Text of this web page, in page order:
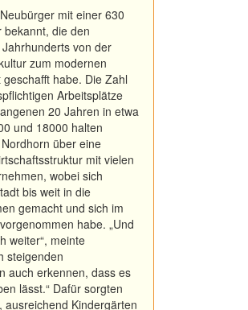
mit einer 630
die den
von der
zum modernen
habe. Die Zahl
Arbeitsplätze
20 Jahren in etwa
und 18000 halten
über eine
mit vielen
wobei sich
bis weit in die
gemacht und sich im
habe. „Und
weiter“, meinte
steigenden
auch erkennen, dass es
lässt.“ Dafür sorgten
Kindergärten